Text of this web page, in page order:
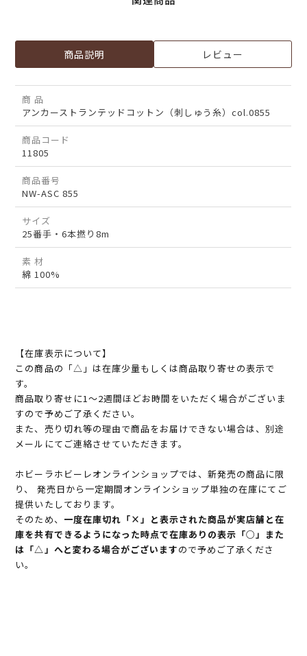
商品説明 レビュー
商 品
アンカーストランテッドコットン（刺しゅう糸）col.0855
商品コード
11805
商品番号
NW-ASC 855
サイズ
25番手・6本撚り8m
素 材
綿 100%
【在庫表示について】
この商品の「△」は在庫少量もしくは商品取り寄せの表示で
す。
商品取り寄せに1～2週間ほどお時間をいただく場合がございま
すので予めご了承ください。
また、売り切れ等の理由で商品をお届けできない場合は、別途
メールにてご連絡させていただきます。
ホビーラホビーレオンラインショップでは、新発売の商品に限
り、 発売日から一定期間オンラインショップ単独の在庫にてご
提供いたしております。
そのため、 一度在庫切れ「×」と表示された商品が実店舗と在
庫を共有できるようになった時点で在庫ありの表示「○」また
は「△」へと変わる場合がございますので予めご了承くださ
い。